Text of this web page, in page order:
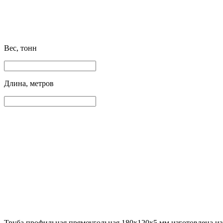
Вес, тонн
Длина, метров